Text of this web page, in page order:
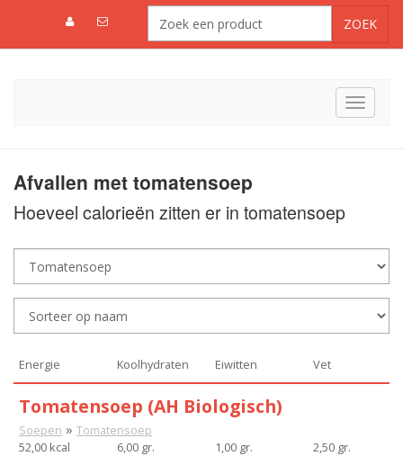
Toggle
Afvallen met tomatensoep
Hoeveel calorieën zitten er in tomatensoep
Energie Koolhydraten Eiwitten Vet
Tomatensoep (AH Biologisch)
Soepen » Tomatensoep
52,00 kcal
6,00 gr. 1,00 gr. 2,50 gr.